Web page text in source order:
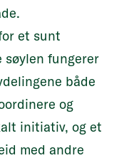
et sunt
søylen fungerer
både
og
initiativ, og et
med andre